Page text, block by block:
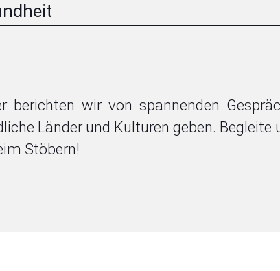
wir von spannenden
Länder und Kulturen geben. Begleite
Stöbern!